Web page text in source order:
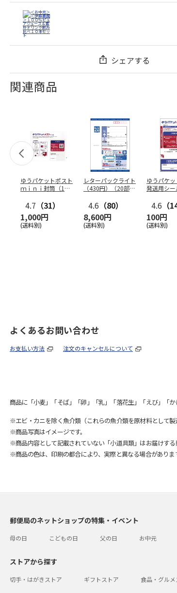
シェアする
関連商品
ゆうパケットポスト
ｍｉｎｉ封筒（1個
4.7 （31）
1,000円
(送料別)
レターパックライト
（430円）（20部セ
4.6 （80）
8,600円
(送料別)
ゆうパケ
発送用シー
4.6 （
100円
(送料別)
よくあるお問い合わせ
お支払い方法 注文のキャンセルについて
商品に「小麦」「そば」「卵」「乳」「落花生」「えび」「
※エビ・カニを除く魚介類（これらの魚介類を原材料として
※商品写真はイメージです。
※商品内容として記載されていない「小道具類」はお届けする
※商品の色は、印刷の都合により、実際と異なる場合がありま
郵便局のネットショップの特集・イベント
母の日 こどもの日 父の日 お中元
ストアから探す
切手・はがきストア ギフトストア 食品・グルメ